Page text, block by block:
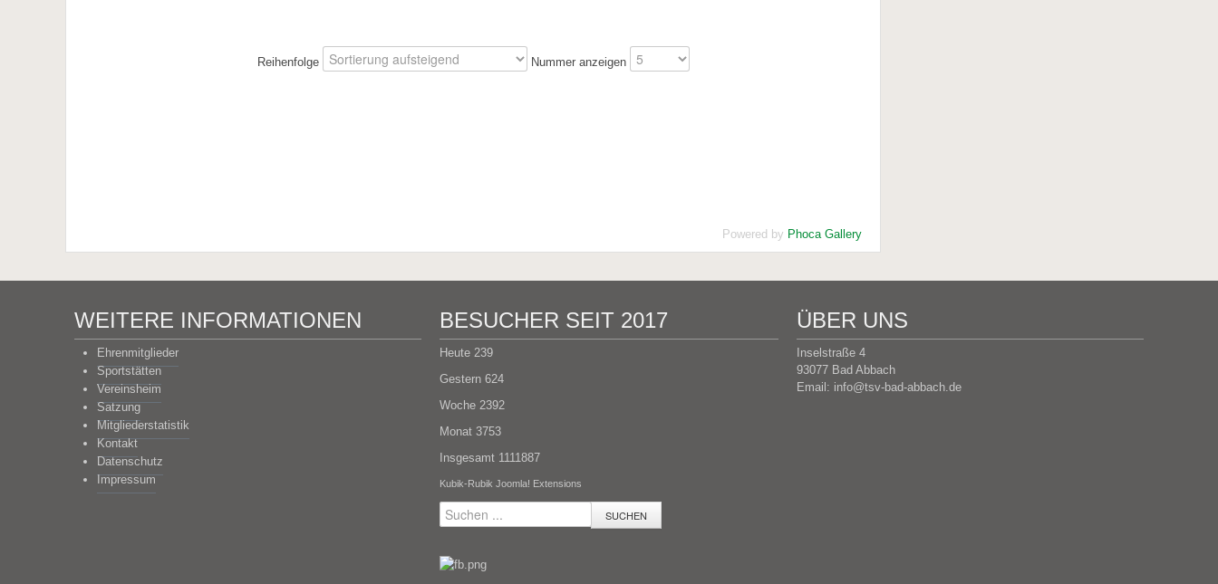
Reihenfolge Nummer anzeigen
Powered by Phoca Gallery
WEITERE INFORMATIONEN
Ehrenmitglieder
Sportstätten
Vereinsheim
Satzung
Mitgliederstatistik
Kontakt
Datenschutz
Impressum
BESUCHER SEIT 2017
Heute 239
Gestern624
Woche 2392
Monat 3753
Insgesamt 1111887
Kubik-Rubik Joomla! Extensions
SUCHEN
ÜBER UNS
Inselstraße 4
93077 Bad Abbach
Email: info@tsv-bad-abbach.de